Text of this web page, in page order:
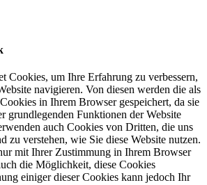
Cookies, um Ihre Erfahrung zu verbessern,
navigieren. Von diesen werden die als
in Ihrem Browser gespeichert, da sie
grundlegenden Funktionen der Website
auch Cookies von Dritten, die uns
zu verstehen, wie Sie diese Website nutzen.
mit Ihrer Zustimmung in Ihrem Browser
die Möglichkeit, diese Cookies
einiger dieser Cookies kann jedoch Ihr